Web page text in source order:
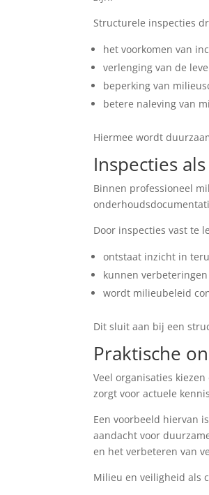
Structurele inspecties
het voorkomen van
verlenging van de
beperking van
betere naleving van
Hiermee wordt
Inspecties
Binnen professioneel
Door inspecties vast te
ontstaat inzicht in
kunnen
wordt milieubeleid
Dit sluit aan bij een
Praktische
Veel organisaties
zorgt voor actuele
Een voorbeeld hiervan
aandacht voor
en het verbeteren van
Milieu en veiligheid als